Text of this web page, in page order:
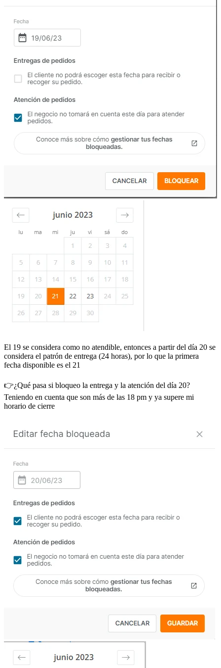
El 19 se considera como no atendible, entonces a partir del día 20 se
considera el patrón de entrega (24 horas), por lo que la primera
fecha disponible es el 21
👉¿Qué pasa si bloqueo la entrega y la atención del día 20?
Teniendo en cuenta que son más de las 18 pm y ya supere mi
horario de cierre